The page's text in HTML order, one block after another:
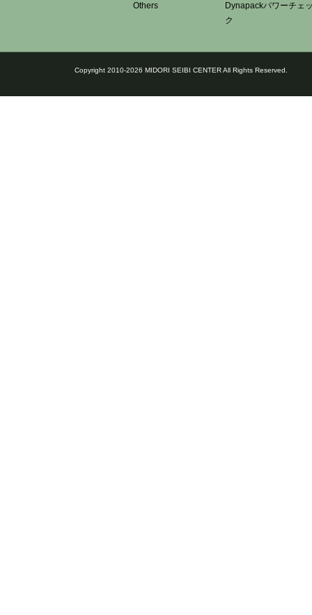
Others
Dynapackパワーチェ
ク
Copyright 2010-2026 MIDORI SEIBI CENTER All Rights Reserved.